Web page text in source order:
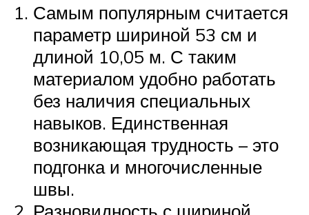
Самым популярным считается
параметр шириной 53 см и
длиной 10,05 м. С таким
материалом удобно работать
без наличия специальных
навыков. Единственная
возникающая трудность – это
подгонка и многочисленные
швы.